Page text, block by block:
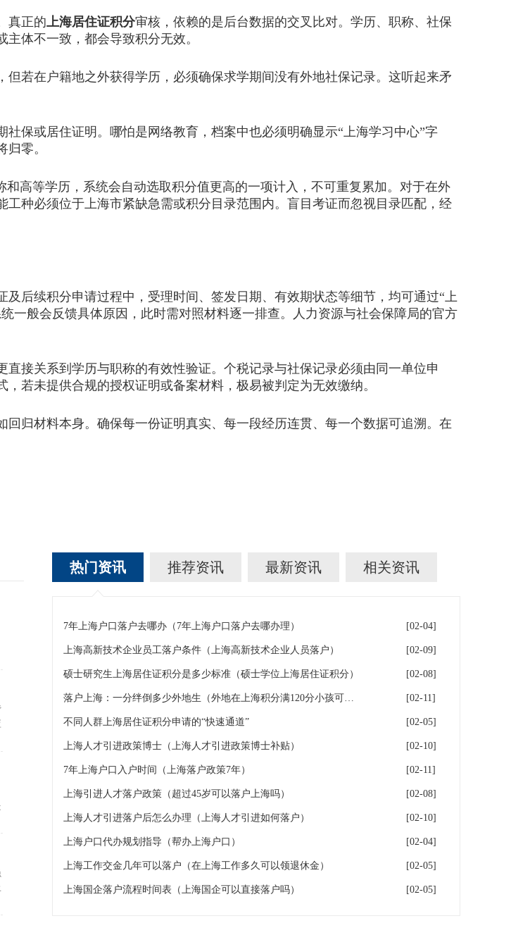
真正的上海居住证积分审核，依赖的是后台数据的交叉比对。学历、职称、社保
体不一致，都会导致积分无效。
在户籍地之外获得学历，必须确保求学期间没有外地社保记录。这听起来矛
或居住证明。哪怕是网络教育，档案中也必须明确显示“上海学习中心”字
零。
等学历，系统会自动选取积分值更高的一项计入，不可重复累加。对于在外
种必须位于上海市紧缺急需或积分目录范围内。盲目考证而忽视目录匹配，经
续积分申请过程中，受理时间、签发日期、有效期状态等细节，均可通过“上
一般会反馈具体原因，此时需对照材料逐一排查。人力资源与社会保障局的官方
关系到学历与职称的有效性验证。个税记录与社保记录必须由同一单位申
若未提供合规的授权证明或备案材料，极易被判定为无效缴纳。
回归材料本身。确保每一份证明真实、每一段经历连贯、每一个数据可追溯。在
热门资讯 推荐资讯 最新资讯 相关资讯
7年上海户口落户去哪办（7年上海户口落户去哪办理） [02-04]
上海高新技术企业员工落户条件（上海高新技术企业人员落户） [02-09]
硕士研究生上海居住证积分是多少标准（硕士学位上海居住证积分） [02-08]
落户上海：一分绊倒多少外地生（外地在上海积分满120分小孩可以考上海大学吗） [02-11]
不同人群上海居住证积分申请的“快速通道” [02-05]
上海人才引进政策博士（上海人才引进政策博士补贴） [02-10]
7年上海户口入户时间（上海落户政策7年） [02-11]
上海引进人才落户政策（超过45岁可以落户上海吗） [02-08]
上海人才引进落户后怎么办理（上海人才引进如何落户） [02-10]
上海户口代办规划指导（帮办上海户口） [02-04]
上海工作交金几年可以落户（在上海工作多久可以领退休金） [02-05]
上海国企落户流程时间表（上海国企可以直接落户吗） [02-05]